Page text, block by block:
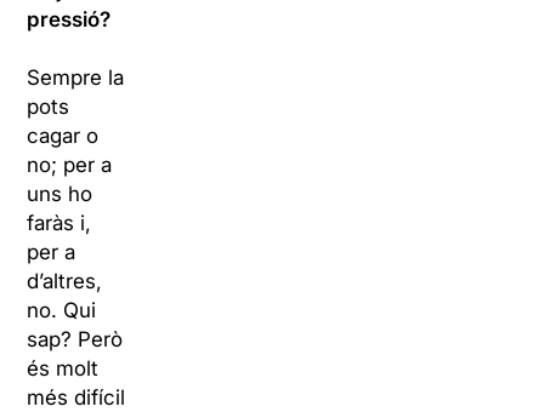
pressió?
Sempre la
pots
cagar o
no; per a
uns ho
faràs i,
per a
d’altres,
no. Qui
sap? Però
és molt
més difícil